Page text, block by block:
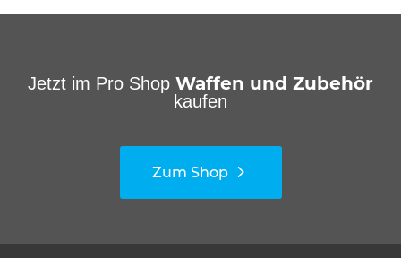
Jetzt im Pro Shop Waffen und Zubehör
kaufen
Zum Shop